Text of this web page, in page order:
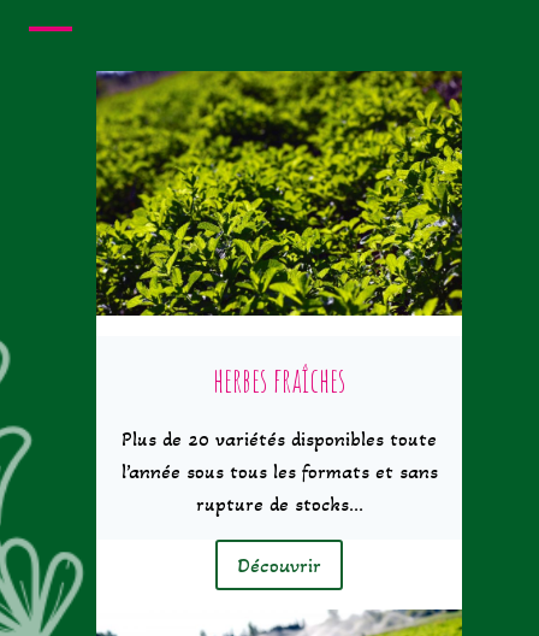
herbes fraîches
Plus de 20 variétés disponibles toute
l’année sous tous les formats et sans
rupture de stocks…
Découvrir